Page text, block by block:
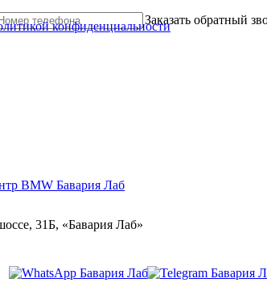
Заказать обратный
конфиденциальности
31Б, «Бавария Лаб»